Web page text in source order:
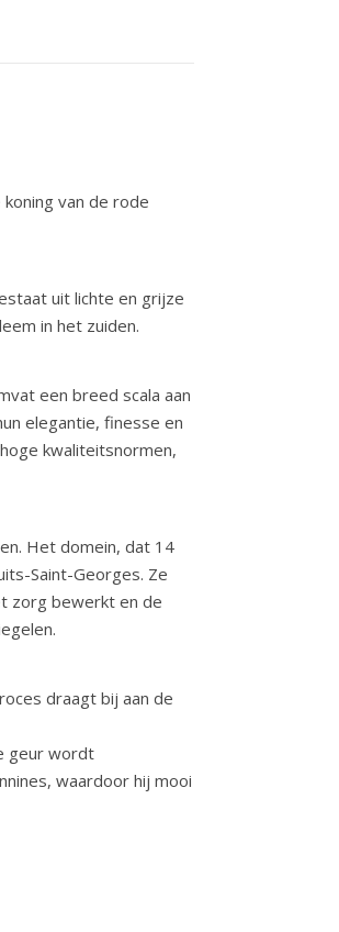
van de rode
uit lichte en grijze
in het zuiden.
een breed scala aan
elegantie, finesse en
kwaliteitsnormen,
Het domein, dat 14
Saint-Georges. Ze
zorg bewerkt en de
draagt bij aan de
geur wordt
waardoor hij mooi